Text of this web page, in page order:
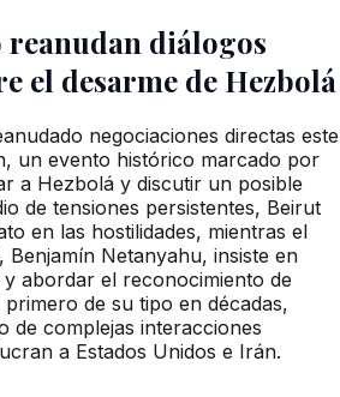
reanudan diálogos
el desarme de Hezbolá
negociaciones directas este
un evento histórico marcado por
a Hezbolá y discutir un posible
de tensiones persistentes, Beirut
en las hostilidades, mientras el
Benjamín Netanyahu, insiste en
abordar el reconocimiento de
de su tipo en décadas,
de complejas interacciones
a Estados Unidos e Irán.